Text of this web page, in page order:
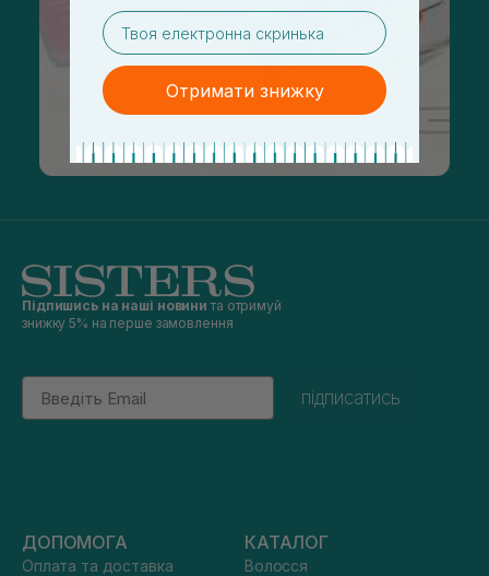
Підпишись на наші новини та отримуй
знижку 5% на перше замовлення
Email
підписатись
ДОПОМОГА
Оплата та доставка
КАТАЛОГ
Волосся
email
Отримати знижку